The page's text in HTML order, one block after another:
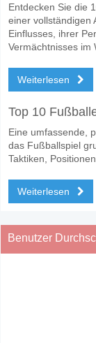
Entdecken Sie die
einer vollständigen
Einflusses, ihrer
Vermächtnisses im
Weiterlesen
Top 10
Eine umfassende,
das Fußballspiel
Taktiken,
Weiterlesen
Benutzer